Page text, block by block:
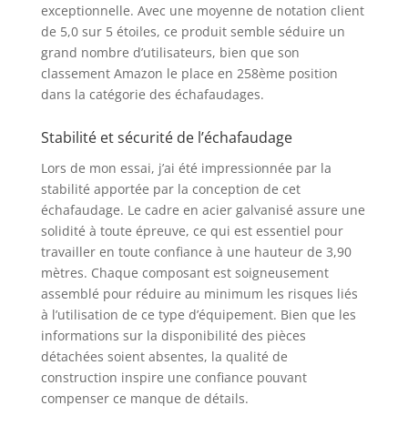
exceptionnelle. Avec une moyenne de notation client
de 5,0 sur 5 étoiles, ce produit semble séduire un
grand nombre d’utilisateurs, bien que son
classement Amazon le place en 258ème position
dans la catégorie des échafaudages.
Stabilité et sécurité de l’échafaudage
Lors de mon essai, j’ai été impressionnée par la
stabilité apportée par la conception de cet
échafaudage. Le cadre en acier galvanisé assure une
solidité à toute épreuve, ce qui est essentiel pour
travailler en toute confiance à une hauteur de 3,90
mètres. Chaque composant est soigneusement
assemblé pour réduire au minimum les risques liés
à l’utilisation de ce type d’équipement. Bien que les
informations sur la disponibilité des pièces
détachées soient absentes, la qualité de
construction inspire une confiance pouvant
compenser ce manque de détails.